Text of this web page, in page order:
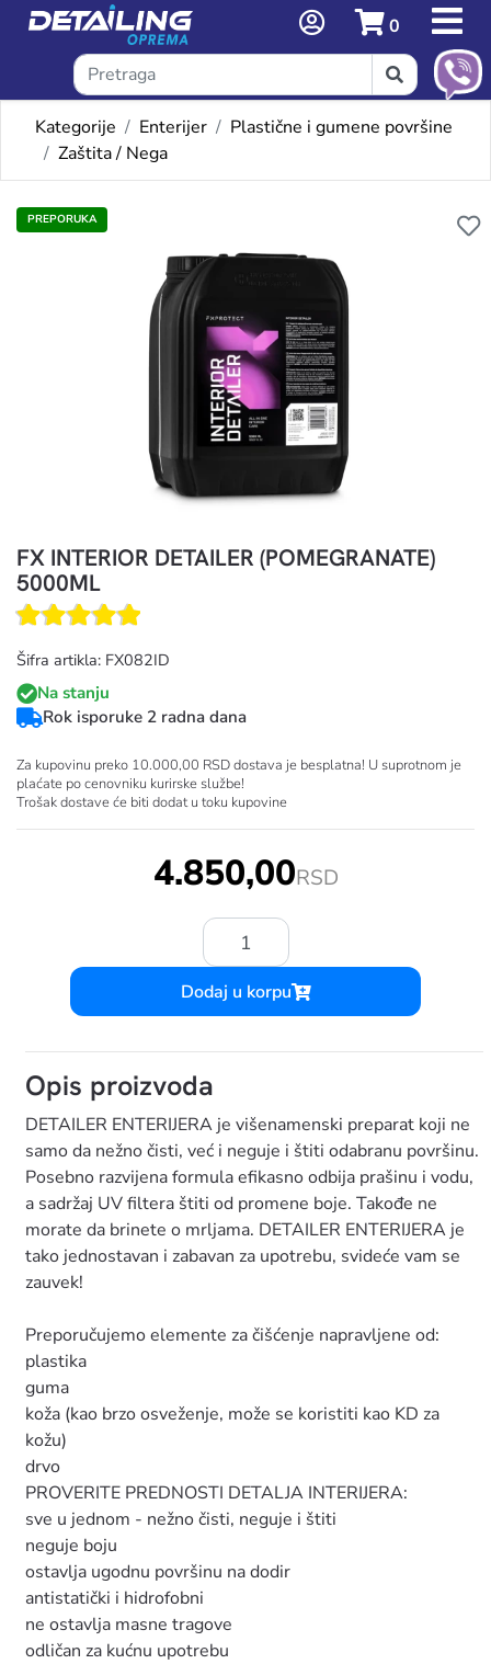
0
Kategorije Enterijer
Plastične i gumene površine
Zaštita / Nega
FX INTERIOR DETAILER (POMEGRANATE)
5000ML
Šifra artikla: FX082ID
Na stanju
Rok isporuke 2 radna dana
Za kupovinu preko 10.000,00 RSD dostava je besplatna! U suprotnom je
plaćate po cenovniku kurirske službe!
Trošak dostave će biti dodat u toku kupovine
4.850,00RSD
Količina:
Dodaj u korpu
FX INTERIOR DETAILER
PREPORUKA
Opis proizvoda
DETAILER ENTERIJERA je višenamenski preparat koji ne
samo da nežno čisti, već i neguje i štiti odabranu površinu.
Posebno razvijena formula efikasno odbija prašinu i vodu,
a sadržaj UV filtera štiti od promene boje. Takođe ne
morate da brinete o mrljama. DETAILER ENTERIJERA je
tako jednostavan i zabavan za upotrebu, svideće vam se
zauvek!
Preporučujemo elemente za čišćenje napravljene od:
plastika
guma
koža (kao brzo osveženje, može se koristiti kao KD za
kožu)
drvo
PROVERITE PREDNOSTI DETALJA INTERIJERA:
sve u jednom - nežno čisti, neguje i štiti
neguje boju
ostavlja ugodnu površinu na dodir
antistatički i hidrofobni
ne ostavlja masne tragove
odličan za kućnu upotrebu